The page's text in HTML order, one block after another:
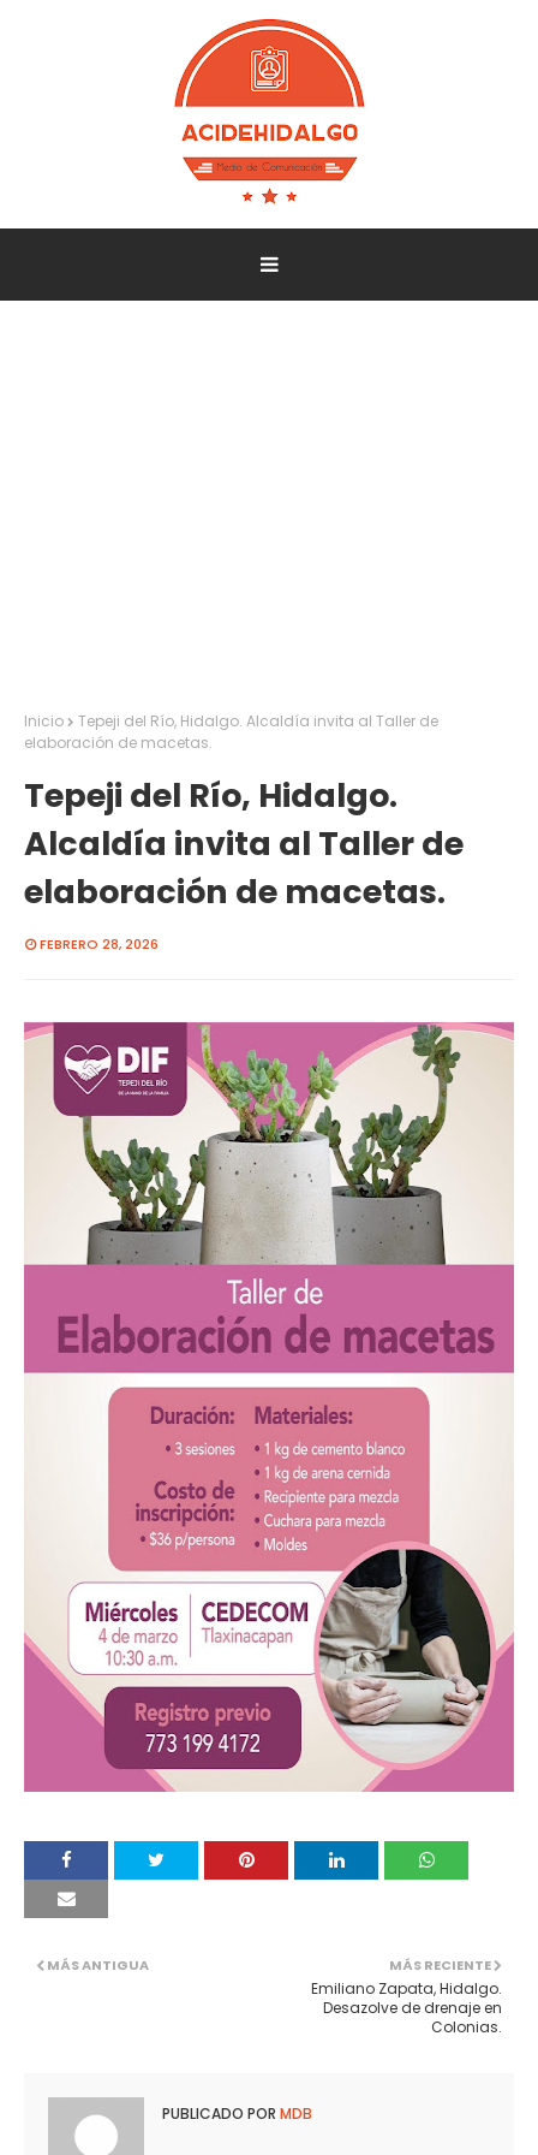
Inicio
Tepeji del Río, Hidalgo. Alcaldía invita al Taller de
elaboración de macetas.
Tepeji del Río, Hidalgo.
Alcaldía invita al Taller de
elaboración de macetas.
FEBRERO 28, 2026
MÁS RECIENTE
Emiliano Zapata, Hidalgo.
Desazolve de drenaje en
Colonias.
MÁS ANTIGUA
PUBLICADO POR MDB